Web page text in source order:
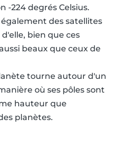
-224 degrés Celsius.
des satellites
bien que ces
beaux que ceux de
tourne autour d'un
où ses pôles sont
hauteur que
planètes.